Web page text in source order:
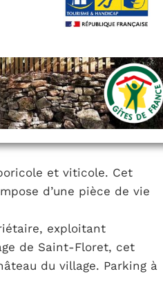
et viticole. Cet
d’une pièce de vie
exploitant
de Saint-Floret, cet
du village. Parking à